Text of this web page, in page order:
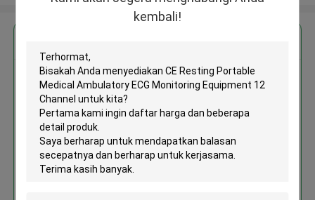
kembali!
CE Resting Portable Medical
Ambulatory ECG Monitoring
Equipment 12 Channel